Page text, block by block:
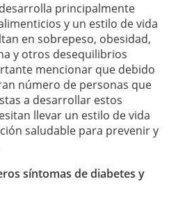
principalmente
y un estilo de vida
en sobrepeso, obesidad,
y otros desequilibrios
mencionar que debido
número de personas que
a desarrollar estos
llevar un estilo de vida
saludable para prevenir y
síntomas de diabetes y